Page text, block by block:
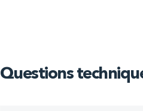
Questions